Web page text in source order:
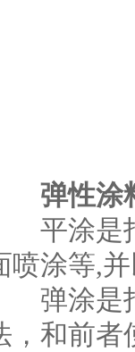
弹性涂料
平涂是指
喷涂等,
弹涂是指
，和前者